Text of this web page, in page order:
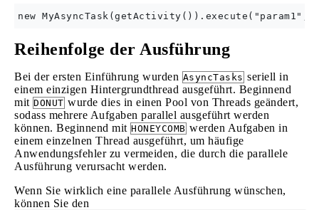
Reihenfolge der Ausführung
Bei der ersten Einführung wurden AsyncTasks seriell in
einem einzigen Hintergrundthread ausgeführt. Beginnend
mit DONUT wurde dies in einen Pool von Threads geändert,
sodass mehrere Aufgaben parallel ausgeführt werden
können. Beginnend mit HONEYCOMB werden Aufgaben in
einem einzelnen Thread ausgeführt, um häufige
Anwendungsfehler zu vermeiden, die durch die parallele
Ausführung verursacht werden.
Wenn Sie wirklich eine parallele Ausführung wünschen,
können Sie den